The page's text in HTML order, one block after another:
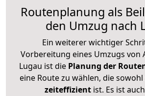
Routenplanung als
den Umzug nach
Ein weiterer wichtiger
Vorbereitung eines Umzugs von
Lugau ist diePlanung der
eine Route zu wählen, die
zeiteffizientist. Es ist